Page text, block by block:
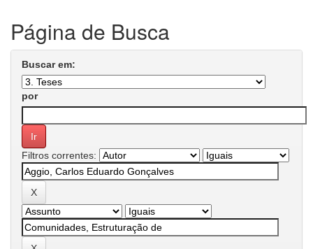
Página de Busca
Buscar em:
por
Filtros correntes: